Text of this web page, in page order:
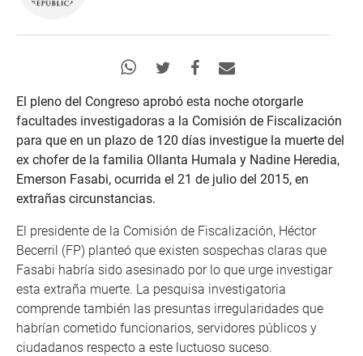
El pleno del Congreso aprobó esta noche otorgarle
facultades investigadoras a la Comisión de Fiscalización
para que en un plazo de 120 días investigue la muerte del
ex chofer de la familia Ollanta Humala y Nadine Heredia,
Emerson Fasabi, ocurrida el 21 de julio del 2015, en
extrañas circunstancias.
El presidente de la Comisión de Fiscalización, Héctor
Becerril (FP) planteó que existen sospechas claras que
Fasabi habría sido asesinado por lo que urge investigar
esta extraña muerte. La pesquisa investigatoria
comprende también las presuntas irregularidades que
habrían cometido funcionarios, servidores públicos y
ciudadanos respecto a este luctuoso suceso.